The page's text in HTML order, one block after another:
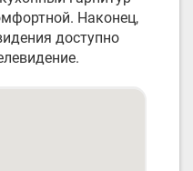
Наконец,
доступно